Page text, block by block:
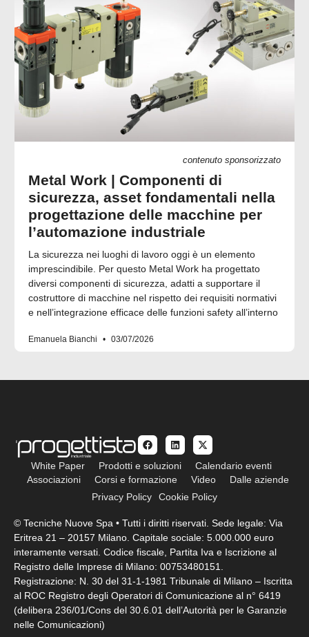
contenuto sponsorizzato
Metal Work | Componenti di
sicurezza, asset fondamentali nella
progettazione delle macchine per
l’automazione industriale
La sicurezza nei luoghi di lavoro oggi è un elemento
imprescindibile. Per questo Metal Work ha progettato
diversi componenti di sicurezza, adatti a supportare il
costruttore di macchine nel rispetto dei requisiti normativi
e nell’integrazione efficace delle funzioni safety all’interno
Emanuela Bianchi 03/07/2026
White Paper Prodotti e soluzioni
Calendario eventi
Associazioni
Corsi e formazione Video
Dalle aziende
Privacy Policy
Cookie Policy
© Tecniche Nuove Spa • Tutti i diritti riservati. Sede legale: Via
Eritrea 21 – 20157 Milano. Capitale sociale: 5.000.000 euro
interamente versati. Codice fiscale, Partita Iva e Iscrizione al
Registro delle Imprese di Milano: 00753480151.
Registrazione: N. 30 del 31-1-1981 Tribunale di Milano – Iscritta
al ROC Registro degli Operatori di Comunicazione al n° 6419
(delibera 236/01/Cons del 30.6.01 dell’Autorità per le Garanzie
nelle Comunicazioni)